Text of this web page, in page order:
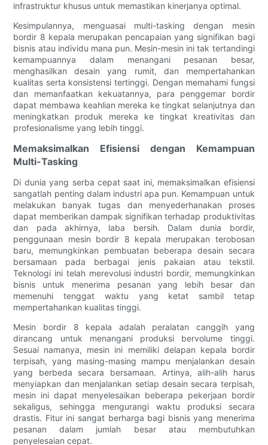
infrastruktur khusus untuk memastikan kinerjanya optimal.
Kesimpulannya, menguasai multi-tasking dengan mesin
bordir 8 kepala merupakan pencapaian yang signifikan bagi
bisnis atau individu mana pun. Mesin-mesin ini tak tertandingi
kemampuannya dalam menangani pesanan besar,
menghasilkan desain yang rumit, dan mempertahankan
kualitas serta konsistensi tertinggi. Dengan memahami fungsi
dan memanfaatkan kekuatannya, para penggemar bordir
dapat membawa keahlian mereka ke tingkat selanjutnya dan
meningkatkan produk mereka ke tingkat kreativitas dan
profesionalisme yang lebih tinggi.
Memaksimalkan Efisiensi dengan Kemampuan
Multi-Tasking
Di dunia yang serba cepat saat ini, memaksimalkan efisiensi
sangatlah penting dalam industri apa pun. Kemampuan untuk
melakukan banyak tugas dan menyederhanakan proses
dapat memberikan dampak signifikan terhadap produktivitas
dan pada akhirnya, laba bersih. Dalam dunia bordir,
penggunaan mesin bordir 8 kepala merupakan terobosan
baru, memungkinkan pembuatan beberapa desain secara
bersamaan pada berbagai jenis pakaian atau tekstil.
Teknologi ini telah merevolusi industri bordir, memungkinkan
bisnis untuk menerima pesanan yang lebih besar dan
memenuhi tenggat waktu yang ketat sambil tetap
mempertahankan kualitas tinggi.
Mesin bordir 8 kepala adalah peralatan canggih yang
dirancang untuk menangani produksi bervolume tinggi.
Sesuai namanya, mesin ini memiliki delapan kepala bordir
terpisah, yang masing-masing mampu menjalankan desain
yang berbeda secara bersamaan. Artinya, alih-alih harus
menyiapkan dan menjalankan setiap desain secara terpisah,
mesin ini dapat menyelesaikan beberapa pekerjaan bordir
sekaligus, sehingga mengurangi waktu produksi secara
drastis. Fitur ini sangat berharga bagi bisnis yang menerima
pesanan dalam jumlah besar atau membutuhkan
penyelesaian cepat.